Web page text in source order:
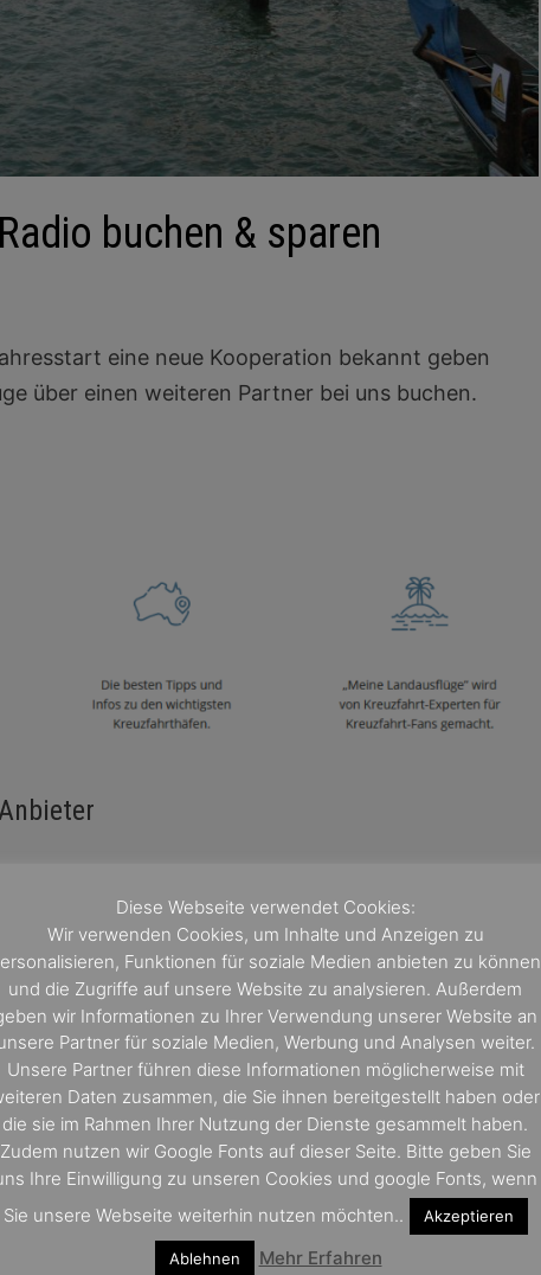
buchen & sparen
eine neue Kooperation bekannt geben
über einen weiteren Partner bei uns buchen.
buchen. Wir vermitteln für ganz Europa, im
Ausflüge und bieten dabei häufig die
Preise als die Reedereien. Alle Anbieter sind von
Ihnen ein unvergessliches Urlaubserlebnis
Diese Webseite verwendet Cookies:
Wir verwenden Cookies, um Inhalte und Anzeigen zu
Funktionen für soziale Medien anbieten zu können
und die Zugriffe auf unsere Website zu analysieren. Außerdem
wir Informationen zu Ihrer Verwendung unserer Website an
Partner für soziale Medien, Werbung und Analysen weiter.
Unsere Partner führen diese Informationen möglicherweise mit
Daten zusammen, die Sie ihnen bereitgestellt haben oder
die sie im Rahmen Ihrer Nutzung der Dienste gesammelt haben.
Zudem nutzen wir Google Fonts auf dieser Seite. Bitte geben Sie
Ihre Einwilligung zu unseren Cookies und google Fonts, wenn
Sie unsere Webseite weiterhin nutzen möchten..
Akzeptieren
Ablehnen Mehr Erfahren